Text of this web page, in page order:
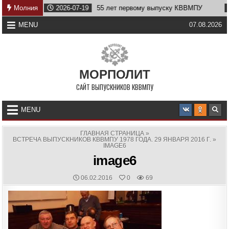
Skip
to
content
Молния2026-07-19 55 лет первому выпуску КВВМПУ
MENU 07.08.2026
МОРПОЛИТ
САЙТ ВЫПУСКНИКОВ КВВМПУ
MENU
ГЛАВНАЯ СТРАНИЦА»
ВСТРЕЧА ВЫПУСКНИКОВ КВВМПУ 1978 ГОДА. 29 ЯНВАРЯ 2016 Г. »
IMAGE6
image6
PUBLISHED
DATE:
06.02.2016 0 69